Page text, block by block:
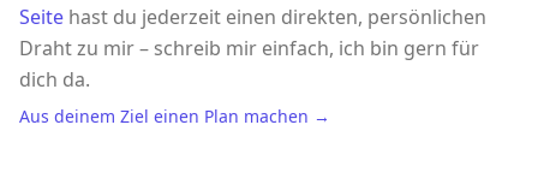
Seite hast du jederzeit einen direkten, persönlichen
Draht zu mir – schreib mir einfach, ich bin gern für
dich da.
Aus deinem Ziel einen Plan machen →